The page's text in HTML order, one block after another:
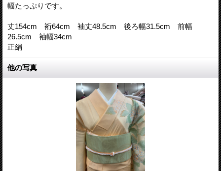
幅たっぷりです。
丈154cm 裄64cm 袖丈48.5cm 後ろ幅31.5cm 前幅
26.5cm 袖幅34cm
正絹
他の写真